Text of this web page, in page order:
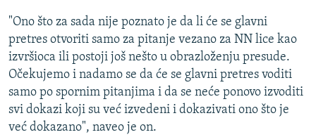
"Ono što za sada nije poznato je da li će se glavni
pretres otvoriti samo za pitanje vezano za NN lice kao
izvršioca ili postoji još nešto u obrazloženju presude.
Očekujemo i nadamo se da će se glavni pretres voditi
samo po spornim pitanjima i da se neće ponovo izvoditi
svi dokazi koji su već izvedeni i dokazivati ono što je
već dokazano", naveo je on.